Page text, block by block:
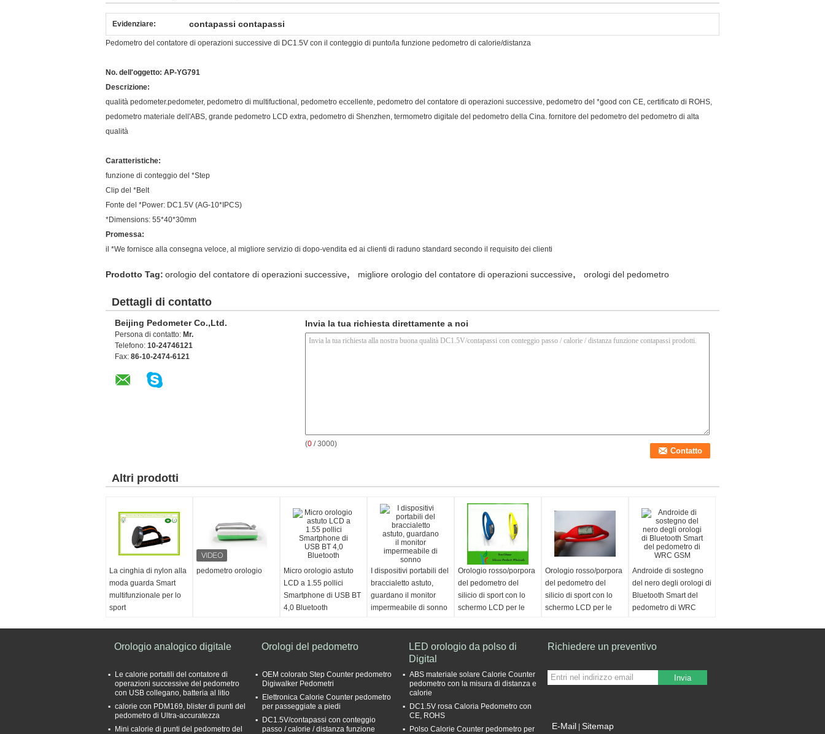
Evidenziare: contapassi contapassi
Pedometro del contatore di operazioni successive di DC1.5V con il conteggio di punto/la funzione pedometro di calorie/distanza
No. dell'oggetto: AP-YG791
Descrizione:
qualità pedometer.pedometer, pedometro di multifuctional, pedometro eccellente, pedometro del contatore di operazioni successive, pedometro del *good con CE, certificato di ROHS,
pedometro materiale dell'ABS, grande pedometro LCD extra, pedometro di Shenzhen, termometro digitale del pedometro della Cina. fornitore del pedometro del pedometro di alta
qualità
Caratteristiche:
funzione di conteggio del *Step
Clip del *Belt
Fonte del *Power: DC1.5V (AG-10*IPCS)
*Dimensions: 55*40*30mm
Promessa:
il *We fornisce alla consegna veloce, al migliore servizio di dopo-vendita ed ai clienti di raduno standard secondo il requisito dei clienti
Prodotto Tag: orologio del contatore di operazioni successive, migliore orologio del contatore di operazioni successive, orologi del pedometro
Dettagli di contatto
Beijing Pedometer Co.,Ltd.
Persona di contatto: Mr.
Telefono: 10-24746121
Fax: 86-10-2474-6121
Invia la tua richiesta direttamente a noi
(0 / 3000)
Altri prodotti
La cinghia di nylon alla
moda guarda Smart
multifunzionale per lo
sport
pedometro orologio
Micro orologio astuto
LCD a 1.55 pollici
Smartphone di USB BT
4,0 Bluetooth
I dispositivi portabili del
braccialetto astuto,
guardano il monitor
impermeabile di sonno
Orologio rosso/porpora
del pedometro del
silicio di sport con lo
schermo LCD per le
Orologio rosso/porpora
del pedometro del
silicio di sport con lo
schermo LCD per le
Androide di sostegno
del nero degli orologi di
Bluetooth Smart del
pedometro di WRC
Orologio analogico digitale
Le calorie portatili del contatore di
operazioni successive del pedometro
con USB collegano, batteria al litio
calorie con PDM169, blister di punti del
pedometro di Ultra-accuratezza
Mini calorie di punti del pedometro del
Orologi del pedometro
OEM colorato Step Counter pedometro
Digiwalker Pedometri
Elettronica Calorie Counter pedometro
per passeggiate a piedi
DC1.5V/contapassi con conteggio
passo / calorie / distanza funzione
LED orologio da polso di
Digital
ABS materiale solare Calorie Counter
pedometro con la misura di distanza e
calorie
DC1.5V rosa Caloria Pedometro con
CE, ROHS
Polso Calorie Counter pedometro per
Richiedere un preventivo
Invia
E-Mail Sitemap